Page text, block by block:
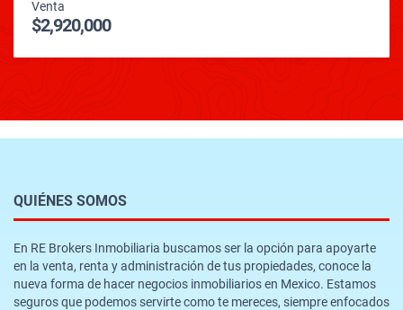
Venta
$2,920,000
QUIÉNES SOMOS
En RE Brokers Inmobiliaria buscamos ser la opción para apoyarte
en la venta, renta y administración de tus propiedades, conoce la
nueva forma de hacer negocios inmobiliarios en Mexico. Estamos
seguros que podemos servirte como te mereces, siempre enfocados